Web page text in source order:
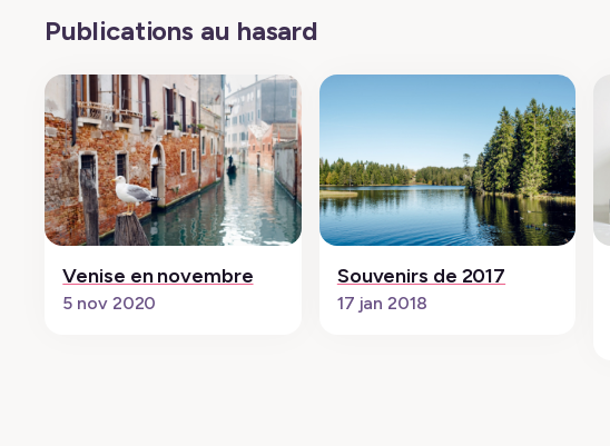
Publications au hasard
Venise en novembre
5 nov 2020
Souvenirs de 2017
17 jan 2018